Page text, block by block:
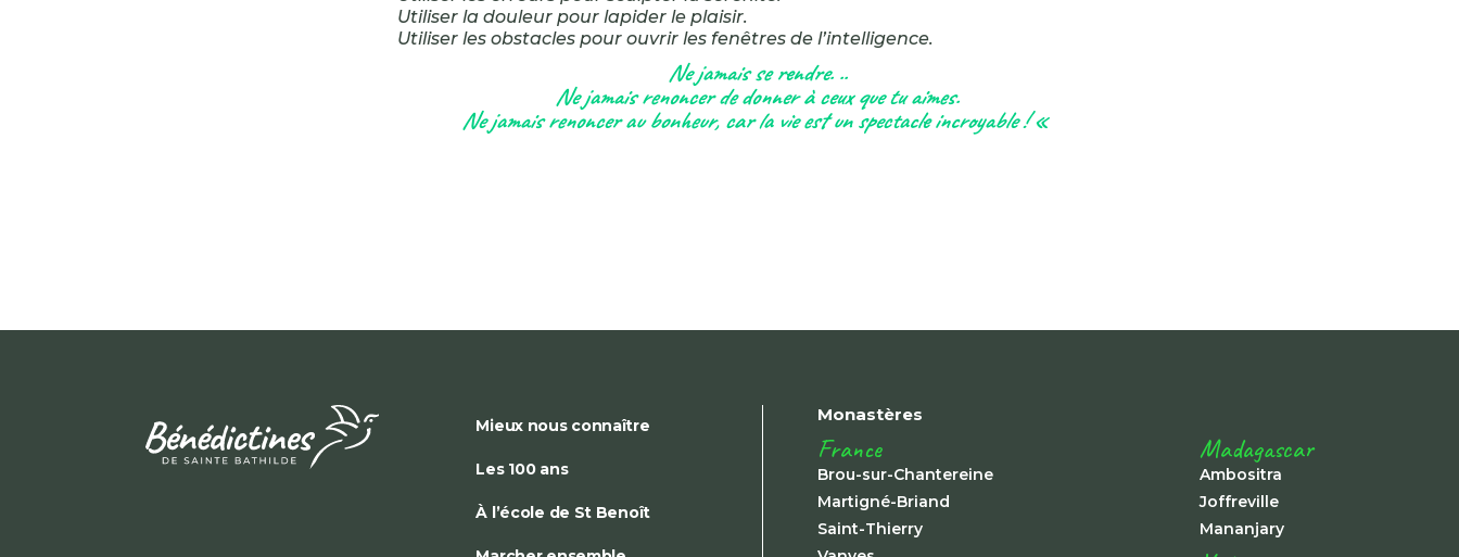
Utiliser la douleur pour lapider le plaisir.
Utiliser les obstacles pour ouvrir les fenêtres de l’intelligence.
Ne jamais se rendre. ..
Ne jamais renoncer de donner à ceux que tu aimes.
Ne jamais renoncer au bonheur, car la vie est un spectacle incroyable ! «
Mieux nous connaître
Les 100 ans
À l’école de St Benoît
Monastères
France
Brou-sur-Chantereine
Martigné-Briand
Saint-Thierry
Madagascar
Ambositra
Joffreville
Mananjary